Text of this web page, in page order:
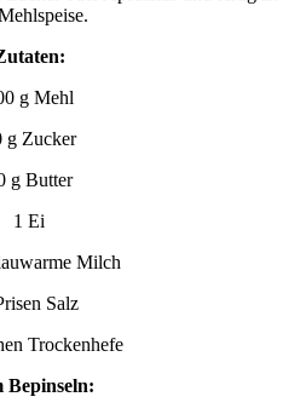
g Mehl
g Zucker
g Butter
1 Ei
Milch
Salz
Trockenhefe
Bepinseln: